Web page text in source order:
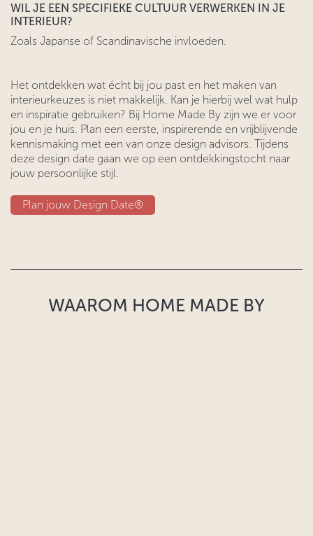
WIL JE EEN SPECIFIEKE CULTUUR VERWERKEN IN JE
INTERIEUR?
Zoals Japanse of Scandinavische invloeden.
Het ontdekken wat écht bij jou past en het maken van
interieurkeuzes is niet makkelijk. Kan je hierbij wel wat hulp
en inspiratie gebruiken? Bij Home Made By zijn we er voor
jou en je huis. Plan een eerste, inspirerende en vrijblijvende
kennismaking met een van onze design advisors. Tijdens
deze design date gaan we op een ontdekkingstocht naar
jouw persoonlijke stijl.
​​Plan jouw Design Date®
WAAROM HOME MADE BY